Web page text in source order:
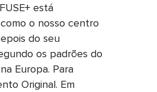
está
o nosso centro
do seu
os padrões do
Europa. Para
Original. Em